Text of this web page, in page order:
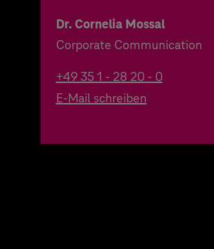
Dr. Cornelia Mossal
Corporate Communication
+49 35 1 - 28 20 - 0
E-Mail schreiben